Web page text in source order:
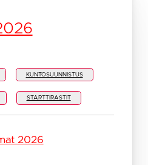
KUNTOSUUNNISTUS
STARTTIRASTIT
2026